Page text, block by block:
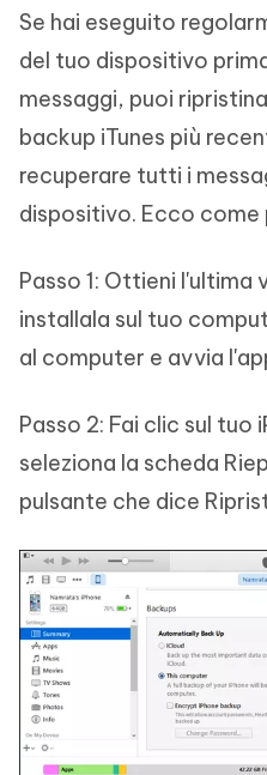
Se hai eseguito
del tuo dispositivo
messaggi, puoi
backup iTunes più
recuperare tutti i
dispositivo. Ecco come
Passo 1: Ottieni l'ultima
installala sul tuo
al computer e avvia
Passo 2: Fai clic sul tuo
seleziona la scheda
pulsante che dice